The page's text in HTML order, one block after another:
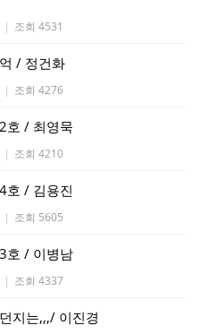
| 조회 4531
/ 정건화
| 조회 4276
호 / 최영묵
| 조회 4210
호 / 김용진
| 조회 5605
호 / 이병남
| 조회 4337
지는,,,/ 이진경